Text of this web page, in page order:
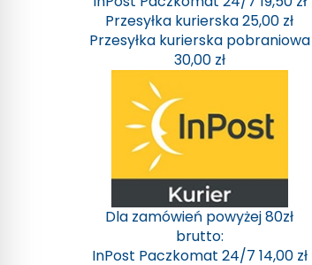
Przesyłka kurierska 25,00 zł
Przesyłka kurierska pobraniowa
30,00 zł
Dla zamówień powyżej 80zł
brutto:
InPost Paczkomat 24/7 14,00 zł